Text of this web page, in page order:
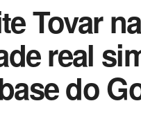
Tovar
real
do